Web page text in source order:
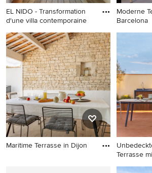
EL NIDO - Transformation
d'une villa contemporaine
Moderne Terrasse in
Montpellier
Moderne
Barcelona
Moderne
Barcelona
Maritime Terrasse in Dijon
Terrasse